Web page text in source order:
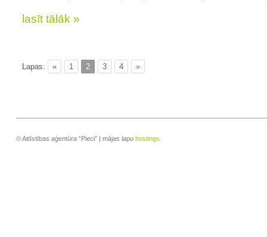
lasīt tālāk »
Lapas: « 1 2 3 4 »
© Attīstības aģentūra “Pieci” | mājas lapu hostings